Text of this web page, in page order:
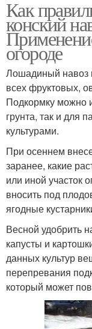
Как
конский
огороде
Лошадиный навоз
всех фруктовых,
Подкормку можно
грунта, так и для
культурами.
При осеннем
заранее, какие
или иной участок
вносить под
ягодные
Весной удобрить
капусты и
данных культур
перепревания
который может